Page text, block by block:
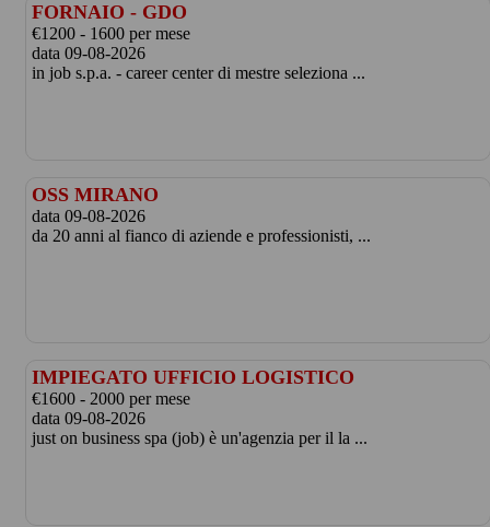
FORNAIO - GDO
€1200 - 1600 per mese
data 09-08-2026
in job s.p.a. - career center di mestre seleziona ...
OSS MIRANO
data 09-08-2026
da 20 anni al fianco di aziende e professionisti, ...
IMPIEGATO UFFICIO LOGISTICO
€1600 - 2000 per mese
data 09-08-2026
just on business spa (job) è un'agenzia per il la ...